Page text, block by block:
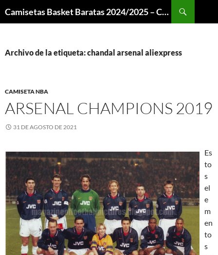
Camisetas Basket Baratas 2024/2025 – Camisetas NBA
Archivo de la etiqueta: chandal arsenal aliexpress
CAMISETA NBA
ARSENAL CHAMPIONS 2019
31 DE AGOSTO DE 2021
Es
to
s
el
e
m
en
to
s